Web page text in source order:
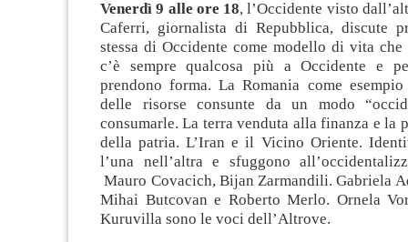
Venerdì 9 alle ore 18, l’Occidente visto
Caferri, giornalista di Repubblica, discute
stessa di Occidente come modello di vita che
c’è sempre qualcosa più a Occidente e
prendono forma. La Romania come
delle risorse consunte da un modo
consumarle. La terra venduta alla finanza e la
della patria. L’Iran e il Vicino Oriente.
l’una nell’altra e sfuggono
Mauro Covacich, Bijan Zarmandili. Gabriela
Mihai Butcovan e Roberto Merlo. Ornela
Kuruvilla sono le voci dell’Altrove.